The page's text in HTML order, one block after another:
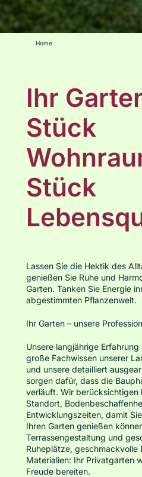
Sportflächen
Jobs
Kontakt
Home
Ihr
Stück
Stück
Lassen Sie die Hektik des
genießen Sie Ruhe und
Garten. Tanken Sie Energie
abgestimmten Pflanzenwelt.
Ihr Garten – unsere Profession
Unsere langjährige
große Fachwissen unserer
und unsere detailliert
sorgen dafür, dass die
verläuft. Wir berücksichtigen
Standort,
Entwicklungszeiten, damit
Ihren Garten genießen
Terrassengestaltung und
Ruheplätze, geschmackvolle
Materialien: Ihr Privatgarten
Freude bereiten.